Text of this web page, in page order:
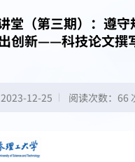
堂（第三期）：遵
创新——科技论文撰
12-25 阅读次数： 66